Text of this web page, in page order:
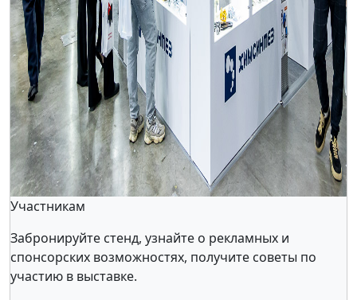
Участникам
Забронируйте стенд, узнайте о рекламных и
спонсорских возможностях, получите советы по
участию в выставке.